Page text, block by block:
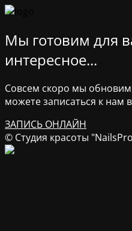
Мы готовим для
интересное...
Совсем скоро мы
можете записаться к нам
ЗАПИСЬ ОНЛАЙН
© Студия красоты